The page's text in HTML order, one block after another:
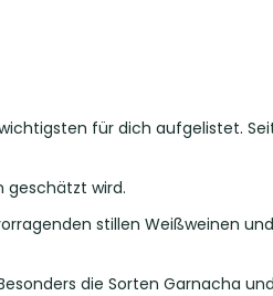
für dich aufgelistet.
geschätzt wird.
stillen Weißweinen
die Sorten Garnacha